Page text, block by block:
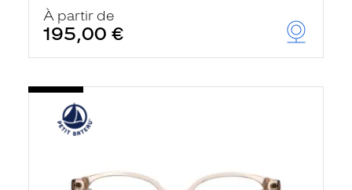
À partir de
195,00 €